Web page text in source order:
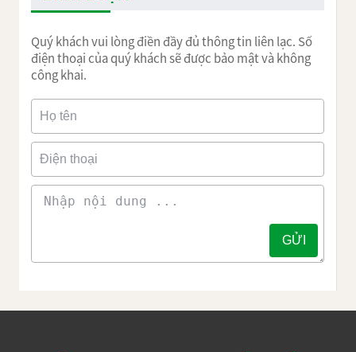
Quý khách vui lòng điền đầy đủ thông tin liên lạc. Số
điện thoại của quý khách sẽ được bảo mật và không
công khai.